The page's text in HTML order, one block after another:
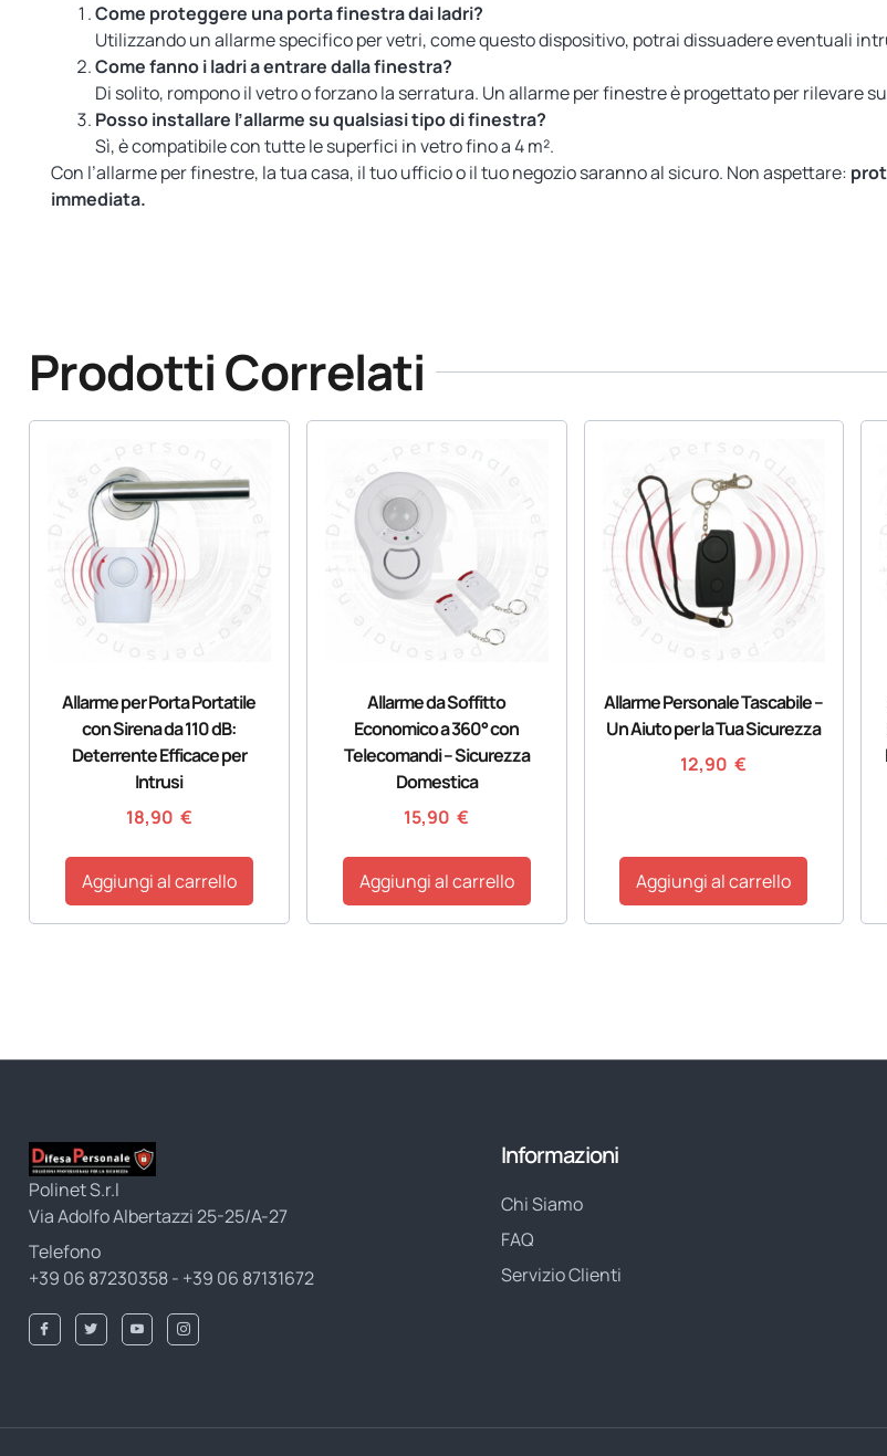
Come proteggere una porta finestra dai ladri?
Utilizzando un allarme specifico per vetri, come questo dispositivo, potrai dissuadere eventuali
Come fanno i ladri a entrare dalla finestra?
Di solito, rompono il vetro o forzano la serratura. Un allarme per finestre è progettato per rilevare
Posso installare l’allarme su qualsiasi tipo di finestra?
Sì, è compatibile con tutte le superfici in vetro fino a 4 m².
Con l’allarme per finestre, la tua casa, il tuo ufficio o il tuo negozio saranno al sicuro. Non aspettare:
immediata.
Prodotti Correlati
Allarme per Porta Portatile
con Sirena da 110 dB:
Deterrente Efficace per
Intrusi
18,90 €
Aggiungi al carrello
Allarme da Soffitto
Economico a 360° con
Telecomandi – Sicurezza
Domestica
15,90€
Aggiungi al carrello
Allarme Personale Tascabile –
Un Aiuto per la Tua Sicurezza
12,90€
Aggiungi al carrello
Polinet S.r.l
Via Adolfo Albertazzi 25-25/A-27
Telefono
+39 06 87230358 - +39 06 87131672
Informazioni
Chi Siamo
FAQ
Servizio Clienti